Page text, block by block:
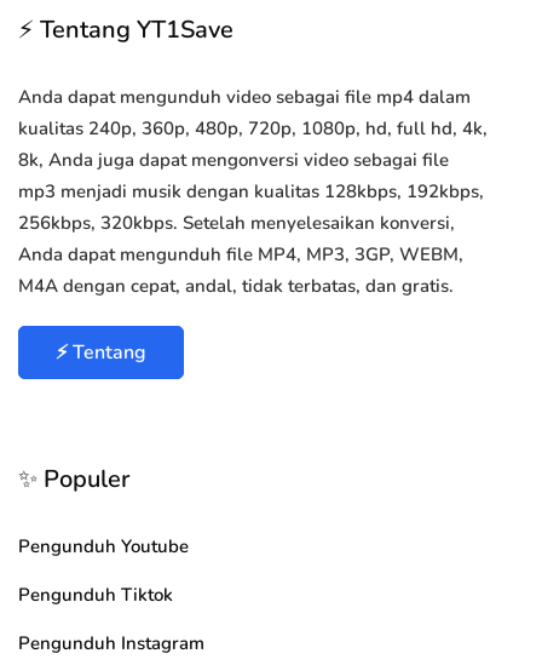
⚡ Tentang YT1Save
Anda dapat mengunduh video sebagai file mp4 dalam
kualitas 240p, 360p, 480p, 720p, 1080p, hd, full hd, 4k,
8k, Anda juga dapat mengonversi video sebagai file
mp3 menjadi musik dengan kualitas 128kbps, 192kbps,
256kbps, 320kbps. Setelah menyelesaikan konversi,
Anda dapat mengunduh file MP4, MP3, 3GP, WEBM,
M4A dengan cepat, andal, tidak terbatas, dan gratis.
⚡ Tentang
✨ Populer
Pengunduh Youtube
Pengunduh Tiktok
Pengunduh Instagram